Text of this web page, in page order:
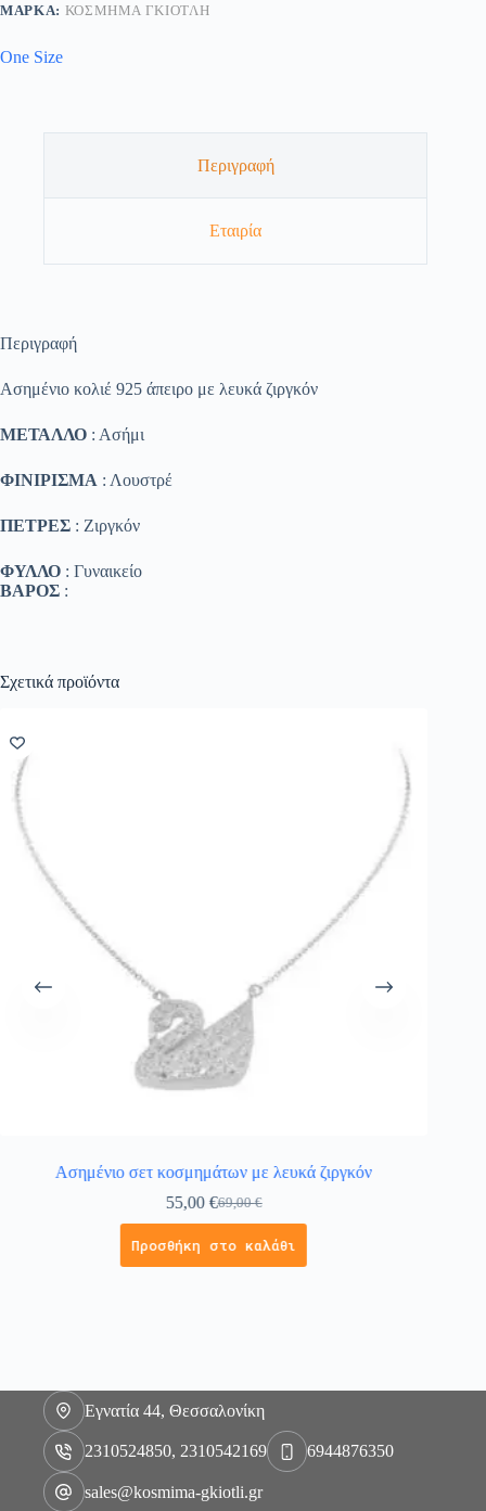
ΜΆΡΚΑ: ΚΟΣΜΗΜΑ ΓΚΙΟΤΛΗ
One Size
Περιγραφή
Εταιρία
Περιγραφή
Ασημένιο κολιέ 925 άπειρο με λευκά ζιργκόν
ΜΕΤΑΛΛΟ : Ασήμι
ΦΙΝΙΡΙΣΜΑ : Λουστρέ
ΠΕΤΡΕΣ : Ζιργκόν
ΦΥΛΛΟ : Γυναικείο
ΒΑΡΟΣ :
Σχετικά προϊόντα
Ασημένιο σετ κοσμημάτων με λευκά ζιργκόν
69,00€
55,00 €
Προσθήκη στο καλάθι
Εγνατία 44, Θεσσαλονίκη
2310524850, 2310542169 6944876350
sales@kosmima-gkiotli.gr